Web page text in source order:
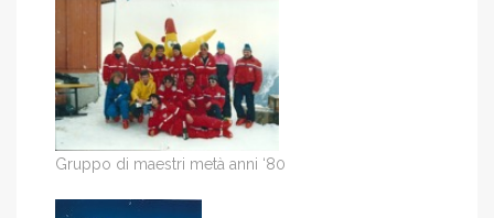
Gruppo di maestri metà anni ‘80